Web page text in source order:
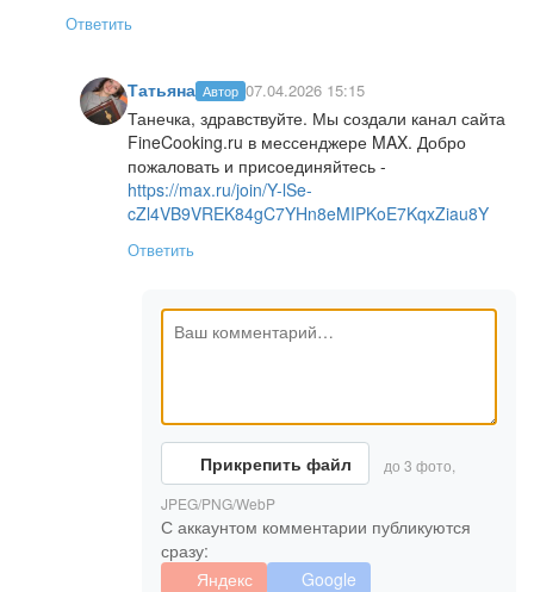
Ответить
Татьяна Автор 07.04.2026 15:15
Танечка, здравствуйте. Мы создали канал сайта
FineCooking.ru в мессенджере MAX. Добро
пожаловать и присоединяйтесь -
https://max.ru/join/Y-lSe-
cZl4VB9VREK84gC7YHn8eMIPKoE7KqxZiau8Y
Ответить
Прикрепить файл
до 3 фото,
JPEG/PNG/WebP
С аккаунтом комментарии публикуются
сразу:
Яндекс
Google